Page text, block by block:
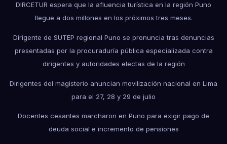
DIRCETUR espera que la afluencia turística en la región Puno
llegue a dos millones en los próximos tres meses.
Dirigente de SUTEP regional Puno se pronuncia tras denuncias
presentadas por la procuraduría pública especializada contra
dirigentes y autoridades electas de la región
Dirigentes del magisterio anuncian movilización nacional en Lima
para el 27, 28 y 29 de julio
Docentes cesantes marcharon en Puno para exigir pago de
deuda social e incremento de pensiones